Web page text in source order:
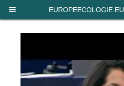
EUROPEECOLOGIE.EU